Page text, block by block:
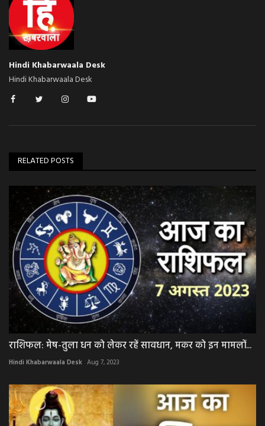
Hindi Khabarwaala Desk
Hindi Khabarwaala Desk
RELATED POSTS
राशिफल: मेष-तुला धन को लेकर रहें सावधान, मकर को इन मामलों...
Hindi Khabarwaala Desk Aug 7, 2023